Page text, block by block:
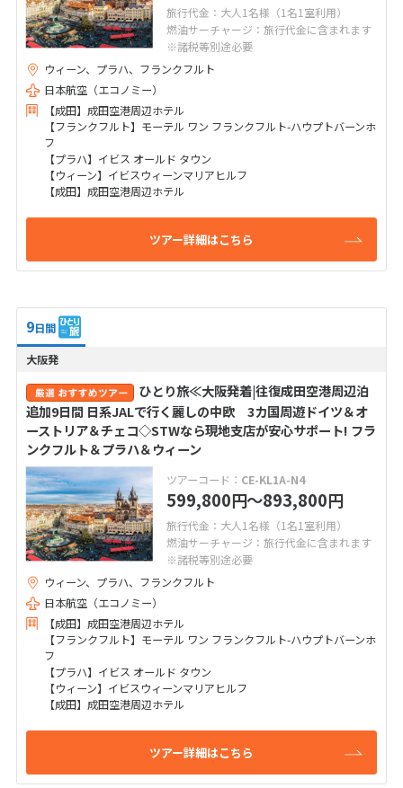
旅行代金：大人1名様（1名1室利用）
燃油サーチャージ：旅行代金に含まれます
※諸税等別途必要
ウィーン、プラハ、フランクフルト
日本航空（エコノミー）
【成田】成田空港周辺ホテル
【フランクフルト】モーテル ワン フランクフルト-ハウプトバーンホ
フ
【プラハ】イビス オールド タウン
【ウィーン】イビスウィーンマリアヒルフ
【成田】成田空港周辺ホテル
ツアー詳細はこちら
9日間
大阪発
ひとり旅≪大阪発着|往復成田空港周辺泊
追加9日間 日系JALで行く麗しの中欧 3カ国周遊ドイツ＆オ
ーストリア＆チェコ◇STWなら現地支店が安心サポート! フラ
ンクフルト＆プラハ＆ウィーン
ツアーコード： CE-KL1A-N4
599,800円〜893,800円
旅行代金：大人1名様（1名1室利用）
燃油サーチャージ：旅行代金に含まれます
※諸税等別途必要
ウィーン、プラハ、フランクフルト
日本航空（エコノミー）
【成田】成田空港周辺ホテル
【フランクフルト】モーテル ワン フランクフルト-ハウプトバーンホ
フ
【プラハ】イビス オールド タウン
【ウィーン】イビスウィーンマリアヒルフ
【成田】成田空港周辺ホテル
ツアー詳細はこちら